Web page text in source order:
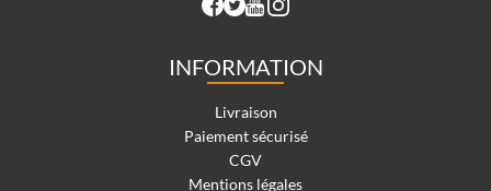
INFORMATION
Livraison
Paiement sécurisé
CGV
Mentions légales